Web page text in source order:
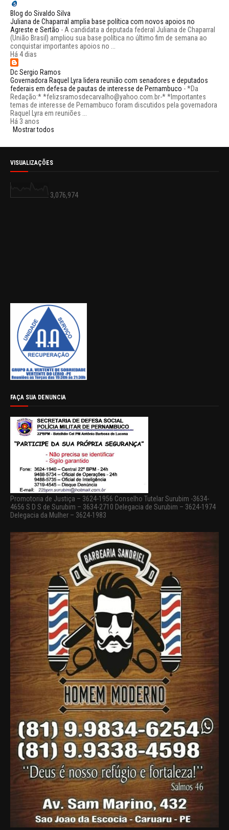
Blog do Sivaldo Silva
Juliana de Chaparral amplia base política com novos apoios no
Agreste e Sertão - A candidata a deputada federal Juliana de Chaparral
(União Brasil) ampliou sua base política no último fim de semana ao
conquistar importantes apoios no ...
Há 4 dias
Dc Sergio Ramos
Governadora Raquel Lyra lidera reunião com senadores e deputados
federais em defesa de pautas de interesse de Pernambuco -*Da
Redação:* *felizsramosdecarvalho@yahoo.com.br-* *Importantes
temas de interesse de Pernambuco foram discutidos pela governadora
Raquel Lyra em reuniões ...
Há 3 anos
Mostrar todos
VISUALIZAÇÕES
3,076,974
FAÇA SUA DENUNCIA
Promotoria de Justiça – 3624-1956 Conselho Tutelar Surubim -3634-
4656 S D S de Surubim – 3634-2710 Delegacia de Surubim – 3624-1974
Delegacia da Mulher – 3624-1983